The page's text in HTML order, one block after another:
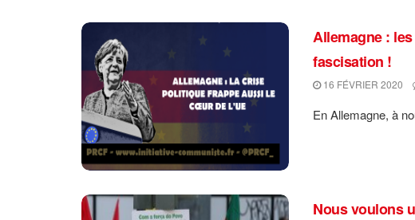
Allemagne :
fascisation !
16 FÉVRIER 2020
En Allemagne, à
Nous voulons